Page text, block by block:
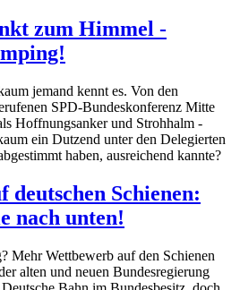
zum Himmel -
jemand kennt es. Von den
SPD-Bundeskonferenz Mitte
Hoffnungsanker und Strohhalm -
ein Dutzend unter den Delegierten
haben, ausreichend kannte?
Schienen:
nach unten!
Mehr Wettbewerb auf den Schienen
alten und neuen Bundesregierung